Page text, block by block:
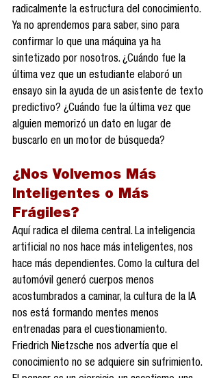
radicalmente la estructura del conocimiento.
Ya no aprendemos para saber, sino para
confirmar lo que una máquina ya ha
sintetizado por nosotros. ¿Cuándo fue la
última vez que un estudiante elaboró un
ensayo sin la ayuda de un asistente de texto
predictivo? ¿Cuándo fue la última vez que
alguien memorizó un dato en lugar de
buscarlo en un motor de búsqueda?
¿Nos Volvemos Más
Inteligentes o Más
Frágiles?
Aquí radica el dilema central. La inteligencia
artificial no nos hace más inteligentes, nos
hace más dependientes. Como la cultura del
automóvil generó cuerpos menos
acostumbrados a caminar, la cultura de la IA
nos está formando mentes menos
entrenadas para el cuestionamiento.
Friedrich Nietzsche nos advertía que el
conocimiento no se adquiere sin sufrimiento.